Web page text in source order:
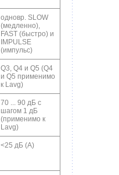
одновр. SLOW
(медленно),
FAST (быстро) и
IMPULSE
(импульс)
Q3, Q4 и Q5 (Q4
и Q5 применимо
к Lavg)
70 ... 90 дБ с
шагом 1 дБ
(применимо к
Lavg)
<25 дБ (А)